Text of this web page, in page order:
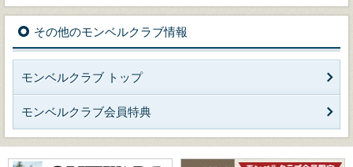
その他のモンベルクラブ情報
モンベルクラブ トップ
モンベルクラブ会員特典